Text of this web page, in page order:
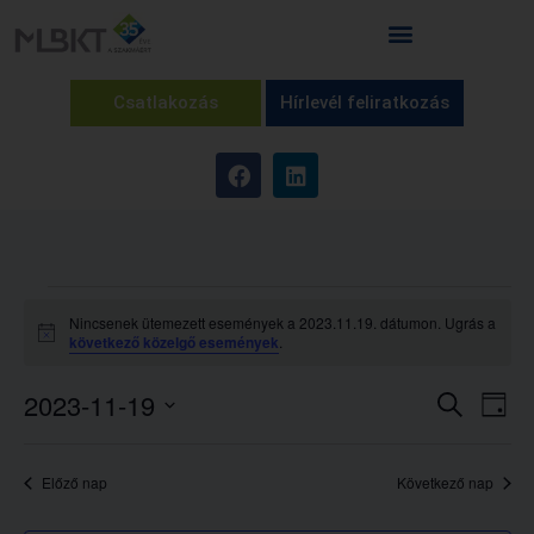
Csatlakozás Hírlevél feliratkozás
Notice
Nincsenek ütemezett események a 2023.11.19. dátumon. Ugrás a
következő közelgő események.
és
Keresett
Nap
2023-11-19
Előző nap Következő nap